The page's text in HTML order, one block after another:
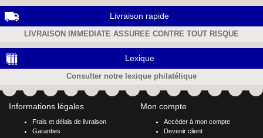
Livraison rapide
LIVRAISON IMMEDIATE ASSUREE CONTRE TOUT RISQUE
Lexique
Consulter notre lexique philatélique
Informations légales
Frais et délais de livraison
Garanties
Mon compte
Accéder à mon compte
Devenir client